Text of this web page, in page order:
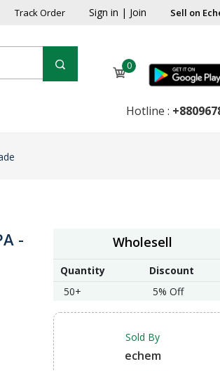
Track Order Sign in | Join Sell on
0
Hotline :
- Wholesell
Quantity
Discount
50+
5% Off
Sold By
echem